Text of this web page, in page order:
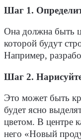
Шаг 1.
Она должна быть
которой будут
Например,
Шаг 2.
Это может быть
будет ясно
цветом. В центре
него «Новый